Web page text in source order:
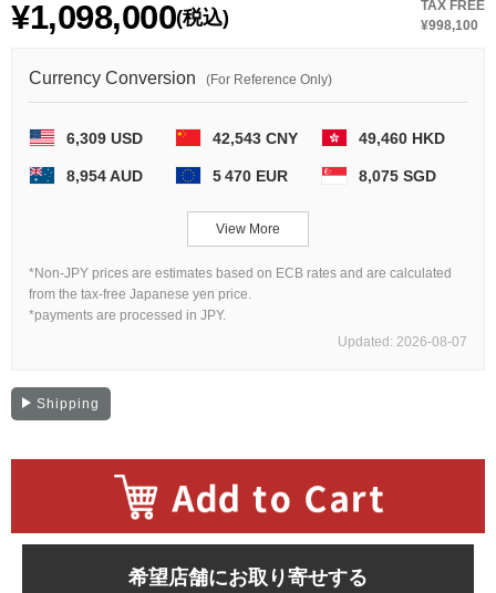
新品 未使用品
複数条件で商品を絞り込む
GINZA RASINのプレミアムクオリティについて
送料・お支払方法
¥1,098,000(税込)
TAX FREE
¥998,100
Currency Conversion (For Reference Only)
6,309 USD 42,543 CNY 49,460 HKD
8,954 AUD 5 470 EUR 8,075 SGD
View More
*Non-JPY prices are estimates based on ECB rates and are calculated
from the tax-free Japanese yen price.
*payments are processed in JPY.
Updated: 2026-08-07
Shipping
希望店舗にお取り寄せする